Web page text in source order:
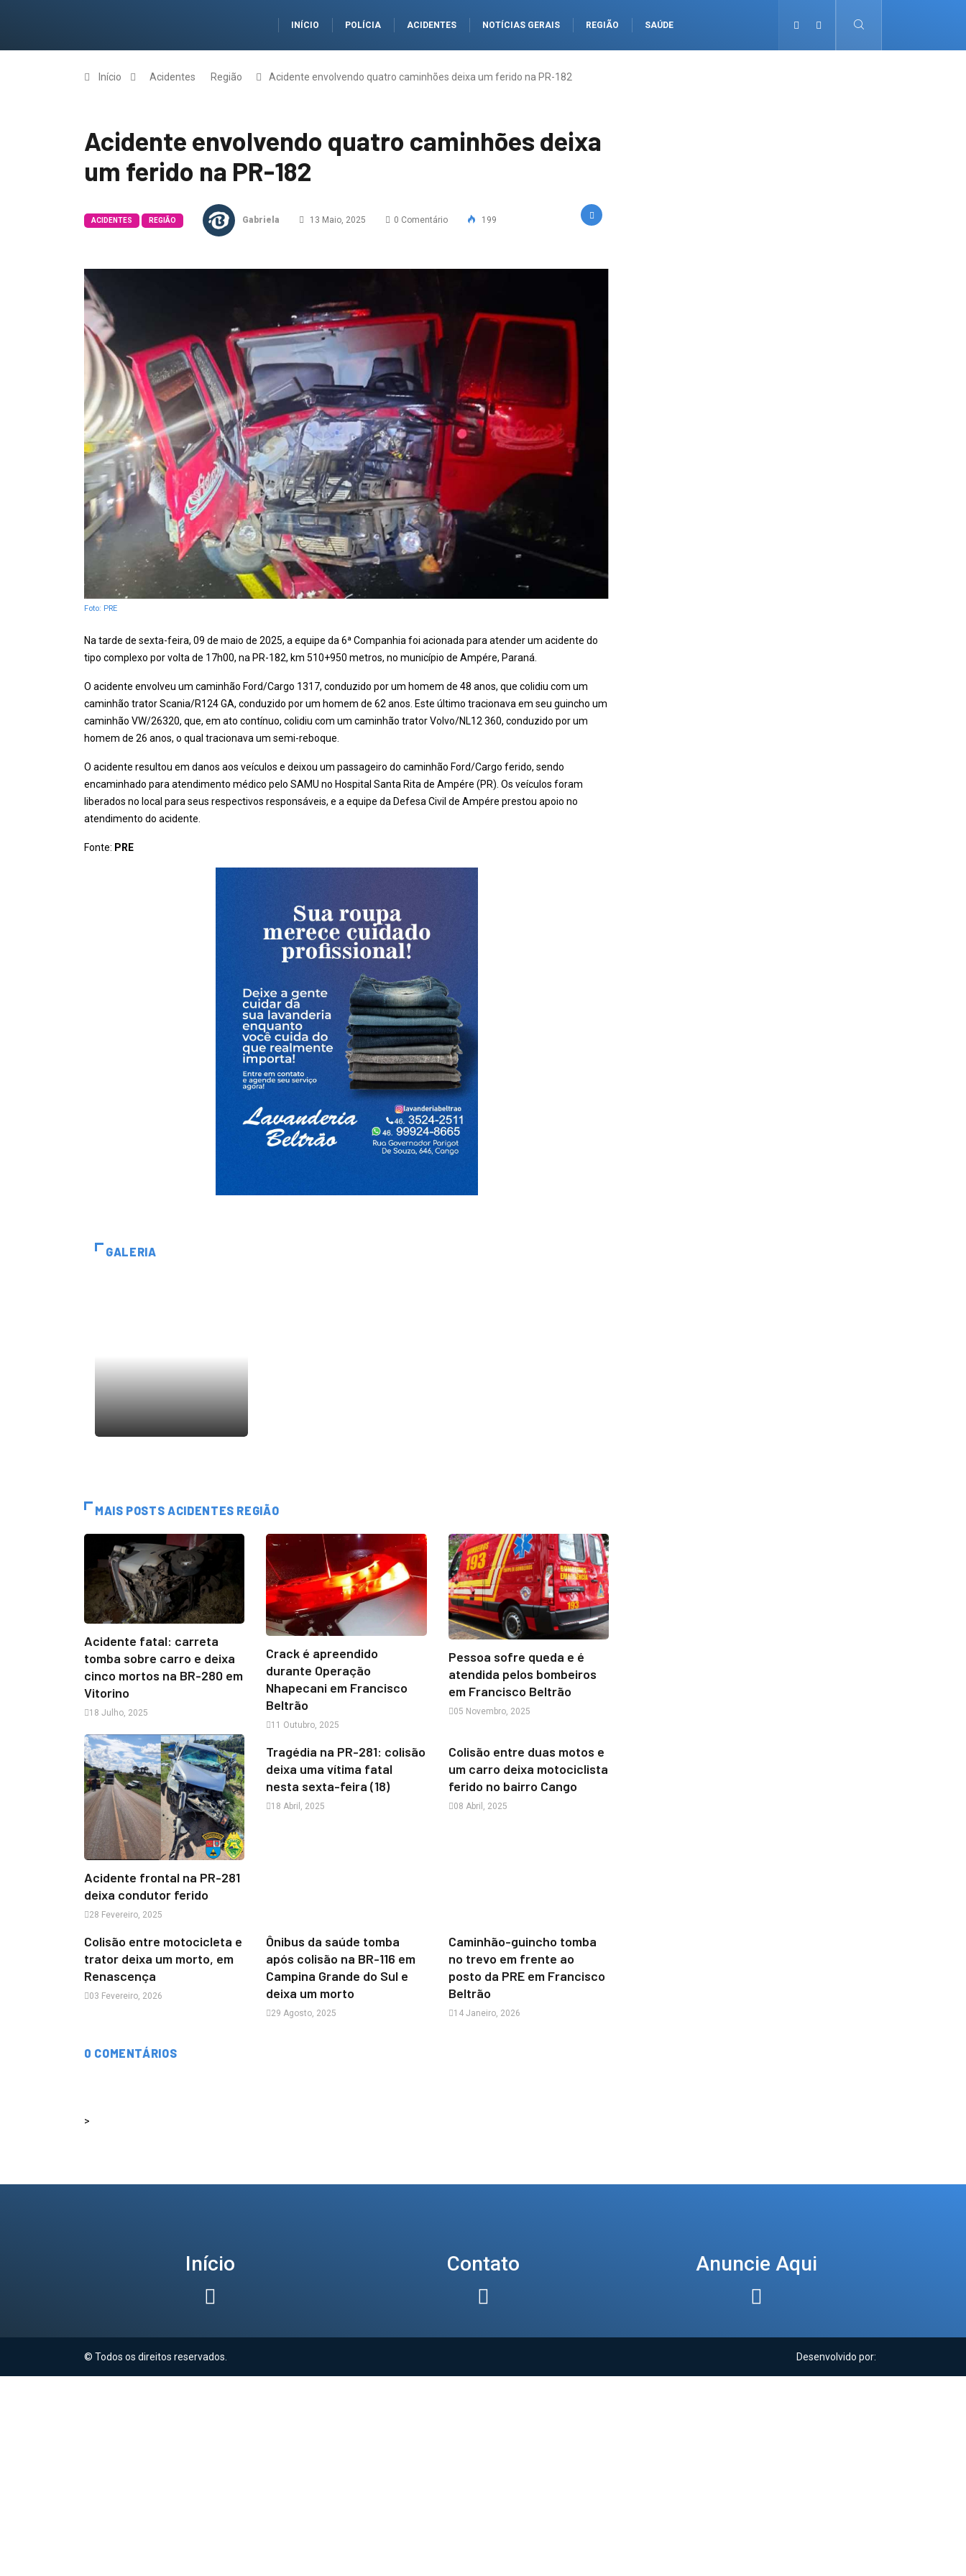
INÍCIO POLÍCIA ACIDENTES NOTÍCIAS GERAIS REGIÃO SAÚDE
Início Acidentes Região Acidente envolvendo quatro caminhões deixa um ferido na PR-182
Acidente envolvendo quatro caminhões deixa
um ferido na PR-182
ACIDENTES REGIÃO Gabriela 13 Maio, 2025 0 Comentário 199
Foto: PRE
Na tarde de sexta-feira, 09 de maio de 2025, a equipe da 6ª Companhia foi acionada para atender um acidente do
tipo complexo por volta de 17h00, na PR-182, km 510+950 metros, no município de Ampére, Paraná.
O acidente envolveu um caminhão Ford/Cargo 1317, conduzido por um homem de 48 anos, que colidiu com um
caminhão trator Scania/R124 GA, conduzido por um homem de 62 anos. Este último tracionava em seu guincho um
caminhão VW/26320, que, em ato contínuo, colidiu com um caminhão trator Volvo/NL12 360, conduzido por um
homem de 26 anos, o qual tracionava um semi-reboque.
O acidente resultou em danos aos veículos e deixou um passageiro do caminhão Ford/Cargo ferido, sendo
encaminhado para atendimento médico pelo SAMU no Hospital Santa Rita de Ampére (PR). Os veículos foram
liberados no local para seus respectivos responsáveis, e a equipe da Defesa Civil de Ampére prestou apoio no
atendimento do acidente.
Fonte: PRE
GALERIA
MAIS POSTS ACIDENTES REGIÃO
Acidente fatal: carreta
tomba sobre carro e deixa
cinco mortos na BR-280 em
Vitorino
18 Julho, 2025
Crack é apreendido
durante Operação
Nhapecani em Francisco
Beltrão
11 Outubro, 2025
Pessoa sofre queda e é
atendida pelos bombeiros
em Francisco Beltrão
05 Novembro, 2025
Acidente frontal na PR-281
deixa condutor ferido
28 Fevereiro, 2025
Tragédia na PR-281: colisão
deixa uma vítima fatal
nesta sexta-feira (18)
18 Abril, 2025
Colisão entre duas motos e
um carro deixa motociclista
ferido no bairro Cango
08 Abril, 2025
Colisão entre motocicleta e
trator deixa um morto, em
Renascença
03 Fevereiro, 2026
Ônibus da saúde tomba
após colisão na BR-116 em
Campina Grande do Sul e
deixa um morto
29 Agosto, 2025
Caminhão-guincho tomba
no trevo em frente ao
posto da PRE em Francisco
Beltrão
14 Janeiro, 2026
0 COMENTÁRIOS
>
Início Contato Anuncie Aqui
© Todos os direitos reservados. Desenvolvido por: